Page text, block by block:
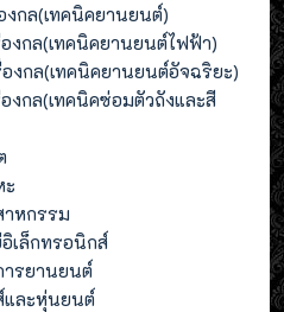
งกล(เทคนิคยานยนต์)
งกล(เทคนิคยานยนต์ไฟฟ้า)
งกล(เทคนิคยานยนต์อัจฉริยะ)
งกล(เทคนิคซ่อมตัวถังและสี
ะ
าหกรรม
เล็กทรอนิกส์
ารยานยนต์
และหุ่นยนต์